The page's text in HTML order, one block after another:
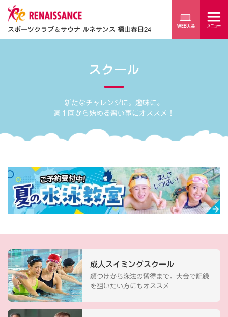
スポーツクラブ＆サウナ ルネサンス 福山春日24
スクール
新たなチャレンジに。趣味に。
週１回から始める習い事にオススメ！
成人スイミングスクール
顔つけから泳法の習得まで。大会で記録
を狙いたい方にもオススメ